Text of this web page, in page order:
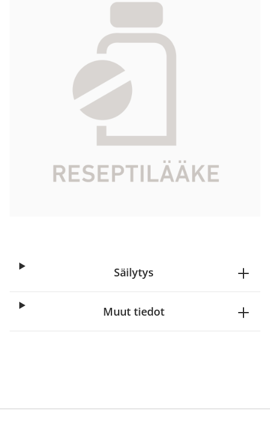
551572
Vaikuttava aine triamsinoloniheksasetonidi
1 ml
Viatris Oy
Tarkista Kela-korvattavuus
Säilytys
Muut tiedot